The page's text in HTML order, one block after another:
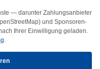
— darunter Zahlungsanbieter
und Sponsoren-
Ihrer Einwilligung geladen.
.